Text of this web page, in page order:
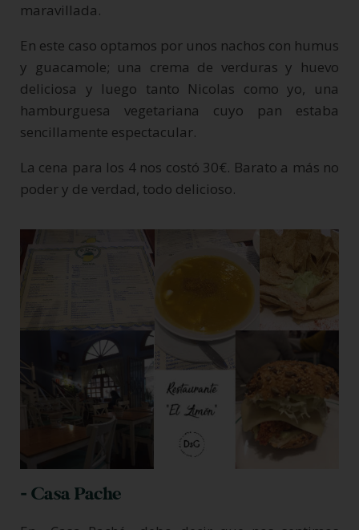
maravillada.
En este caso optamos por unos nachos con humus
y guacamole; una crema de verduras y huevo
deliciosa y luego tanto Nicolas como yo, una
hamburguesa vegetariana cuyo pan estaba
sencillamente espectacular.
La cena para los 4 nos costó 30€. Barato a más no
poder y de verdad, todo delicioso.
- Casa Pache